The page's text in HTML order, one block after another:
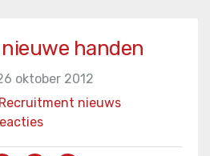
handen
oktober 2012
Recruitment nieuws